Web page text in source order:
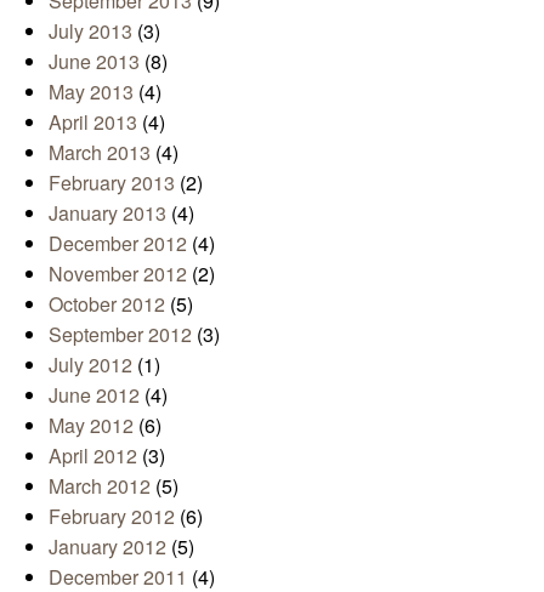
July 2013 (3)
June 2013 (8)
May 2013 (4)
April 2013 (4)
March 2013 (4)
February 2013 (2)
January 2013 (4)
December 2012 (4)
November 2012 (2)
October 2012 (5)
September 2012 (3)
July 2012 (1)
June 2012 (4)
May 2012 (6)
April 2012 (3)
March 2012 (5)
February 2012 (6)
January 2012 (5)
December 2011 (4)